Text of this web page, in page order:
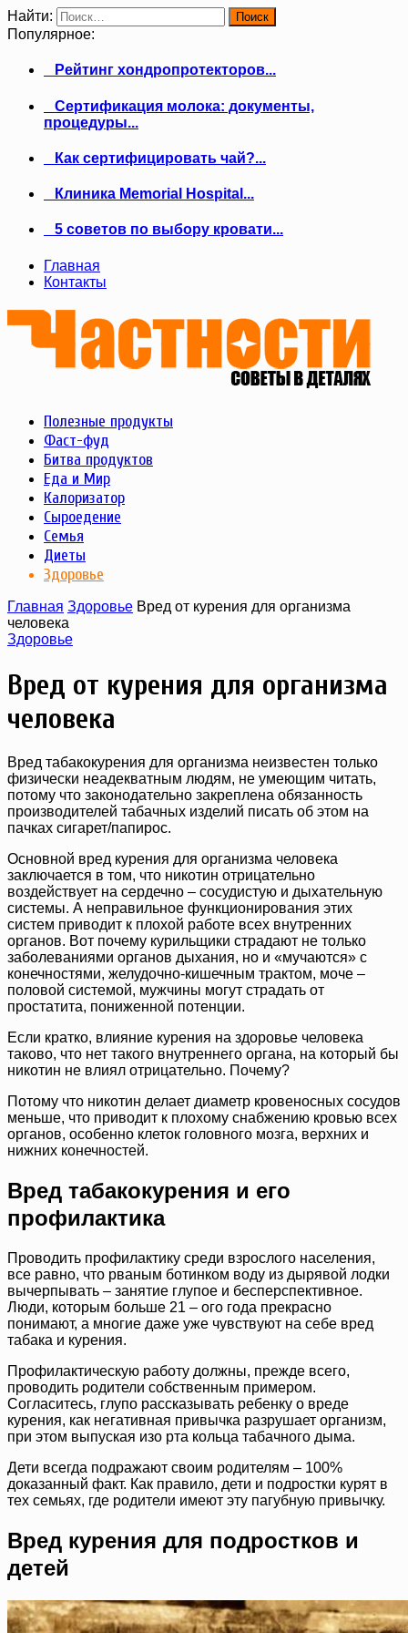
Найти:
Популярное:
Рейтинг хондропротекторов...
Сертификация молока: документы,
процедуры...
Как сертифицировать чай?...
Клиника Memorial Hospital...
5 советов по выбору кровати...
Главная
Контакты
Полезные продукты
Фаст-фуд
Битва продуктов
Еда и Мир
Калоризатор
Сыроедение
Семья
Диеты
Здоровье
Главная Здоровье Вред от курения для организма
человека
Здоровье
Вред от курения для организма
человека
Вред табакокурения для организма неизвестен только
физически неадекватным людям, не умеющим читать,
потому что законодательно закреплена обязанность
производителей табачных изделий писать об этом на
пачках сигарет/папирос.
Основной вред курения для организма человека
заключается в том, что никотин отрицательно
воздействует на сердечно – сосудистую и дыхательную
системы. А неправильное функционирования этих
систем приводит к плохой работе всех внутренних
органов. Вот почему курильщики страдают не только
заболеваниями органов дыхания, но и «мучаются» с
конечностями, желудочно-кишечным трактом, моче –
половой системой, мужчины могут страдать от
простатита, пониженной потенции.
Если кратко, влияние курения на здоровье человека
таково, что нет такого внутреннего органа, на который бы
никотин не влиял отрицательно. Почему?
Потому что никотин делает диаметр кровеносных сосудов
меньше, что приводит к плохому снабжению кровью всех
органов, особенно клеток головного мозга, верхних и
нижних конечностей.
Вред табакокурения и его
профилактика
Проводить профилактику среди взрослого населения,
все равно, что рваным ботинком воду из дырявой лодки
вычерпывать – занятие глупое и бесперспективное.
Люди, которым больше 21 – ого года прекрасно
понимают, а многие даже уже чувствуют на себе вред
табака и курения.
Профилактическую работу должны, прежде всего,
проводить родители собственным примером.
Согласитесь, глупо рассказывать ребенку о вреде
курения, как негативная привычка разрушает организм,
при этом выпуская изо рта кольца табачного дыма.
Дети всегда подражают своим родителям – 100%
доказанный факт. Как правило, дети и подростки курят в
тех семьях, где родители имеют эту пагубную привычку.
Вред курения для подростков и
детей